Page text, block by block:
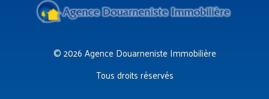
© 2026 Agence Douarneniste Immobilière
Tous droits réservés